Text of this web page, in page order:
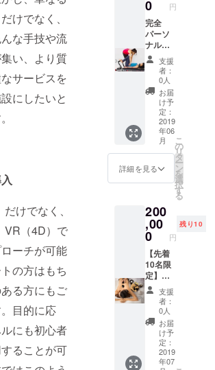
けでなく、
な手技や流
い、より質
サービスを
にしたいと
けでなく、
VR（4D）で
ーチが可能
の方はもち
る方にもご
目的に応
にも初心者
ることが可
み、グ
ループ
レッス
ンとな
りま
す。
パーソ
ナル
レッス
ンでは
ござい
ませ
ん。
（ご希
望の日
時でオ
ンライ
望の場
合は、
パーソ
ナル
レッス
ン（他
のリ
ター
ン）を
ご選択
くださ
いま
せ） 他
にはな
い、
スンで
す。 ３
回分の
チケッ
トにな
りま
す。
レッス
ンは完
全予約
制とな
りま
す。 チ
ケット
限；２
０１９
内 （事
情によ
りご来
店不可
の場合
は、応
相談と
させて
いただ
きま
す。）
オンラ
イン
レッス
のレッ
スンの
５回分
のチ
ケット
です。
６０分
or９０
分の
レッス
ン時間
はご選
択頂け
ます。
ない、
SUAYだ
ルレッ
スンで
す。 ５
回分の
チケッ
トにな
りま
す。
レッス
ンは完
全予約
制とな
りま
す。 チ
ケット
デモン
スト
レー
ション
とご自
身の姿
を画像
で映
し、 同
じスタ
ジオ空
間にい
るよう
な感覚
で、直
接指導
０分or
９０分
のレッ
スンの
１０回
分のチ
ケット
です。
６０分
or９０
分の
レッス
ン時間
はご選
択頂け
限内に
ご来店
が難し
い場合
はご相
談に応
じま
す） 美
しいボ
デイラ
インを
作りま
す。 豊
かな
胸、く
ト、丸
くハリ
のある
お尻を
作って
いきま
す。ス
タイル
アップ
や体の
不調緩
和も効
果が期
待でき
ます。
分）な
ども可
能で
す。 ま
た、
マッ
サージ
につい
て、
「法令
に基づ
く医
療、診
療行為
ではご
ざいま
せん。
は個人
差がご
ざいま
すこと
を予め
ご了承
くださ
い。」
３回分
のチ
ケット
になり
ます。
完全ご
予約制
分の
レッス
ンのフ
リーパ
スチ
ケット
です。
（有効
期限あ
り、期
限は初
来店日
より、
２ヶ月
間可能
で
す。）
or９０
分or１
２０分
のレッ
スン時
間はご
選択頂
けま
す。 エ
クササ
イズ種
目は、
何でも
可能で
す。
トレッ
チ、ス
ポーツ
整体な
ど、
マッ
サージ
の施術
を受け
て頂
け、プ
ラスお
好きな
トレー
ニング
やスト
レッ
エクサ
サイズ
と組み
合わせ
ること
が可能
な、５
回分の
チケッ
トで
す。
（最大
１回の
予約に
て１８
0 円
完全
パーソ
ナル
レッス
ンのフ
リーパ
スチ
ケット
です。
（有効
期限あ
り、期
限は初
来店日
より、
３ヶ月
で
す。）
これが
SUAY独
自メ
ニュー
です。
ヨガ、
ピラ
ティ
ス、ハ
ンモッ
クヨ
ガ、体
幹ト
支援
者：
0人
お届
け予
定：
2019
年06
月
詳細を見る
こ
の
リ
タ
ー
ン
を
選
択
す
る
200
,00
0 円
残り10
【先着
10名限
定】
３ヶ月
集中
マッ
サージ
養成、
タイ古
式マッ
サー
支援
者：
0人
お届
け予
定：
2019
年07